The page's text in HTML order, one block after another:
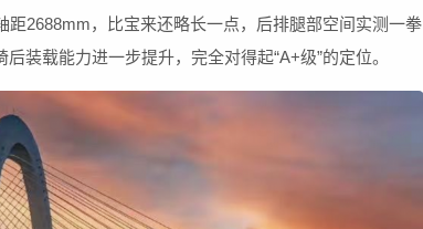
距2688mm，比宝来还略长一点，后排腿部空间实测一拳
装载能力进一步提升，完全对得起“A+级”的定位。